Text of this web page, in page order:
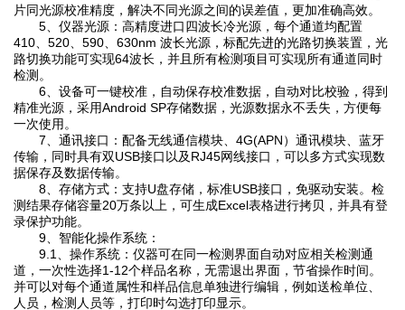
片同光源校准精度，解决不同光源之间的误差值，更加准确高效。
5、仪器光源：高精度进口四波长冷光源，每个通道均配置
410、520、590、630nm 波长光源，标配先进的光路切换装置，光
路切换功能可实现64波长，并且所有检测项目可实现所有通道同时
检测。
6、设备可一键校准，自动保存校准数据，自动对比校验，得到
精准光源，采用Android SP存储数据，光源数据永不丢失，方便每
一次使用。
7、通讯接口：配备无线通信模块、4G(APN）通讯模块、蓝牙
传输，同时具有双USB接口以及RJ45网线接口，可以多方式实现数
据保存及数据传输。
8、存储方式：支持U盘存储，标准USB接口，免驱动安装。检
测结果存储容量20万条以上，可生成Excel表格进行拷贝，并具有登
录保护功能。
9、智能化操作系统：
9.1、操作系统：仪器可在同一检测界面自动对应相关检测通
道，一次性选择1-12个样品名称，无需退出界面，节省操作时间。
并可以对每个通道属性和样品信息单独进行编辑，例如送检单位、
人员，检测人员等，打印时勾选打印显示。